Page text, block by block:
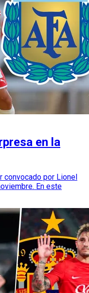
en la
convocado por Lionel
En este